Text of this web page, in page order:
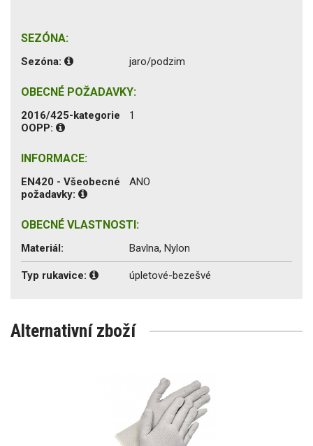
SEZÓNA:
Sezóna: jaro/podzim
OBECNÉ POŽADAVKY:
2016/425-kategorie
OOPP:
1
INFORMACE:
EN420 - Všeobecné
požadavky:
ANO
OBECNÉ VLASTNOSTI:
Materiál: Bavlna, Nylon
Typ rukavice: úpletové-bezešvé
Alternativní zboží